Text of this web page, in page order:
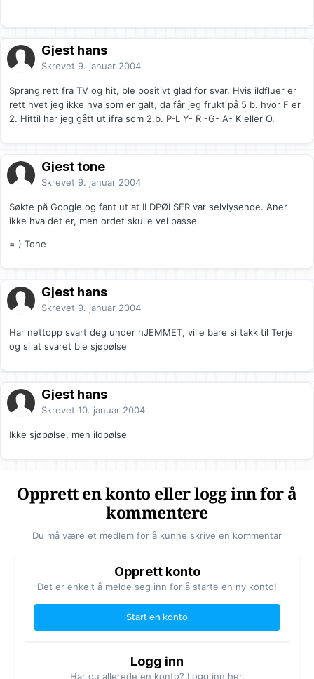
Gjest hans
Skrevet 9. januar 2004
Sprang rett fra TV og hit, ble positivt glad for svar. Hvis ildfluer er
rett hvet jeg ikke hva som er galt, da får jeg frukt på 5 b. hvor F er
2. Hittil har jeg gått ut ifra som 2.b. P-L Y- R -G- A- K eller O.
Gjest tone
Skrevet 9. januar 2004
Søkte på Google og fant ut at ILDPØLSER var selvlysende. Aner
ikke hva det er, men ordet skulle vel passe.
= ) Tone
Gjest hans
Skrevet 9. januar 2004
Har nettopp svart deg under hJEMMET, ville bare si takk til Terje
og si at svaret ble sjøpølse
Gjest hans
Skrevet 10. januar 2004
Ikke sjøpølse, men ildpølse
Opprett en konto eller logg inn for å
kommentere
Du må være et medlem for å kunne skrive en kommentar
Opprett konto
Det er enkelt å melde seg inn for å starte en ny konto!
Start en konto
Logg inn
Har du allerede en konto? Logg inn her.